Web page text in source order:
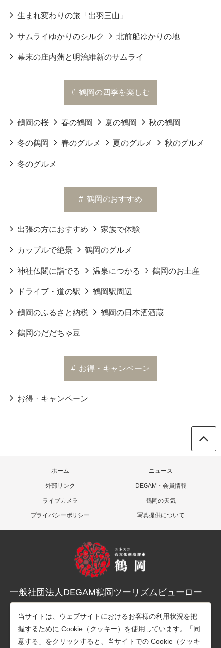
生まれ変わりの旅「出羽三山」
サムライゆかりのシルク 北前船ゆかりの地
幕末の庄内藩と明治維新のサムライ
# 鶴岡の四季を楽しむ
鶴岡の桜 春の鶴岡 夏の鶴岡 秋の鶴岡
冬の鶴岡 春のグルメ 夏のグルメ 秋のグルメ
冬のグルメ
# 鶴岡のおすすめ
出張の方におすすめ 家族で体験
カップルで絶景 鶴岡のグルメ
神社仏閣に詣でる 温泉につかる 鶴岡のお土産
ドライブ・道の駅 鶴岡駅周辺
鶴岡のふるさと納税 鶴岡の日本酒酒蔵
鶴岡のだだちゃ豆
# お得・キャンペーン
お得・キャンペーン
ホーム ニュース
外部リンク DEGAM・会員情報
ライブカメラ 鶴岡の天気
プライバシーポリシー 写真提供について
一般社団法人DEGAM鶴岡ツーリズムビューロー
TEL：0235-25-7678（観光案内）
TEL：0235-26-1218（事務所）
当サイトは、ウェブサイトにおけるお客様の利用状況を把
握するために Cookie（クッキー）を使用しています。「同
意する」をクリックすると、当サイトでの Cookie（クッキ